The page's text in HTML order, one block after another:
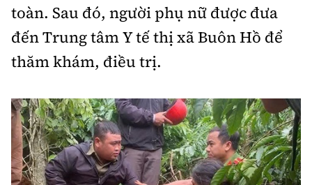
soạn
toàn. Sau đó, người phụ nữ được đưa
đến Trung tâm Y tế thị xã Buôn Hồ để
thăm khám, điều trị.